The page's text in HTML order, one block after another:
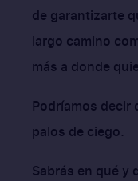
de garantizarte
largo camino
más a donde
Podríamos decir
palos de ciego.
Sabrás en qué y